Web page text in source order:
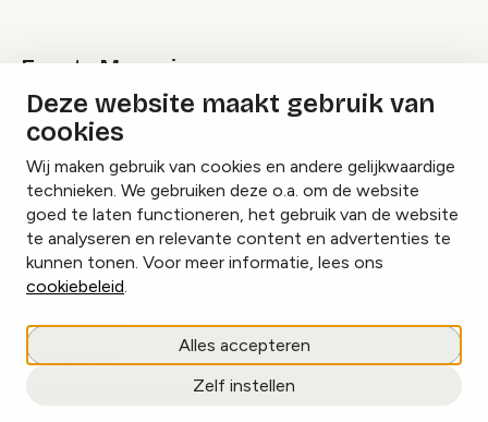
Deze website maakt gebruik van
cookies
Wij maken gebruik van cookies en andere gelijkwaardige
technieken. We gebruiken deze o.a. om de website
goed te laten functioneren, het gebruik van de website
te analyseren en relevante content en advertenties te
kunnen tonen. Voor meer informatie, lees ons
cookiebeleid.
Alles accepteren
Zelf instellen
Events Magazine
Ik ontvang graag Events Magazine
InstagramFacebookLinkedIn
Cookies beheren
Privacy policy
copyright © 2026 Events.nl